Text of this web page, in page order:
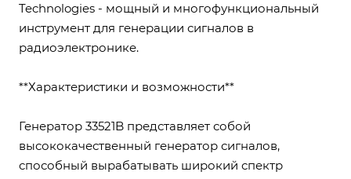
Technologies - мощный и многофункциональный
инструмент для генерации сигналов в
радиоэлектронике.
**Характеристики и возможности**
Генератор 33521B представляет собой
высококачественный генератор сигналов,
способный вырабатывать широкий спектр